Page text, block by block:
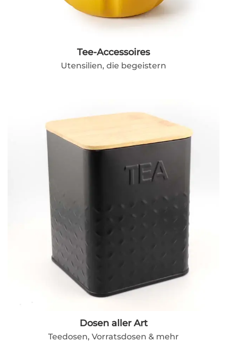
Tee-Accessoires
Utensilien, die begeistern
Dosen aller Art
Teedosen, Vorratsdosen & mehr